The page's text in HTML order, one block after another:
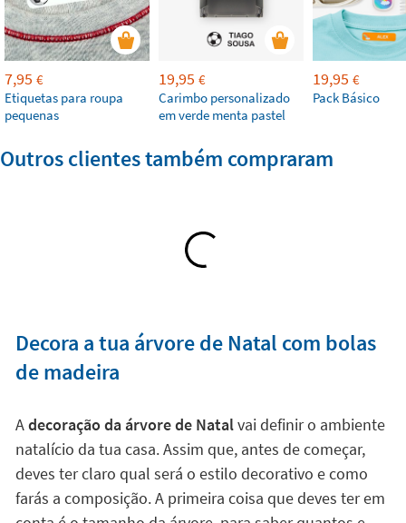
7,95 €
Etiquetas para roupa
pequenas
19,95 €
Carimbo personalizado
em verde menta pastel
19,95 €
Pack Básico
Outros clientes também compraram
Decora a tua árvore de Natal com bolas
de madeira
Adecoração da árvore de Natalvai definir o ambiente
natalício da tua casa. Assim que, antes de começar,
deves ter claro qual será o estilo decorativo e como
farás a composição. A primeira coisa que deves ter em